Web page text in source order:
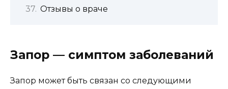
Отзывы о враче
Запор — симптом заболеваний
Запор может быть связан со следующими